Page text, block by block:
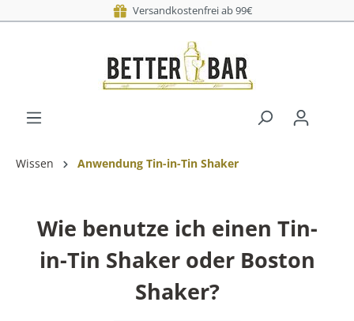
Wissen Anwendung Tin-in-Tin Shaker
Wie benutze ich einen Tin-
in-Tin Shaker oder Boston
Shaker?